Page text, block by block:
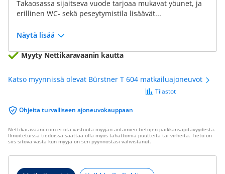
Takaosassa sijaitseva vuode tarjoaa mukavat yöunet, ja
erillinen WC- sekä peseytymistila lisäävät...
Näytä lisää
Myyty Nettikaravaanin kautta
Katso myynnissä olevat Bürstner T 604 matkailuajoneuvot
Ohjeita turvalliseen ajoneuvokauppaan
Tilastot
Nettikaravaani.com ei ota vastuuta myyjän antamien tietojen paikkansapitävyydestä.
Ilmoitetuissa tiedoissa saattaa olla myös tahattomia puutteita tai virheitä. Tieto on
siis sitova vasta kun myyjä on sen pyynnöstäsi vahvistanut.